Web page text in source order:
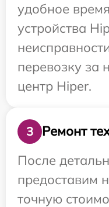
удобное
устройства
перевозку за
центр Hiper.
3
Ремонт
После
предоставим
точную